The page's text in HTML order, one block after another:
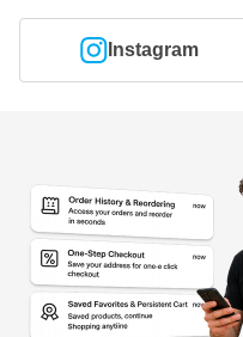
Instagram